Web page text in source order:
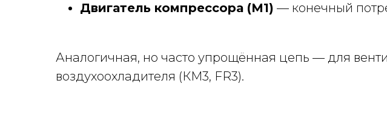
Двигатель компрессора (М1) — конечный
Аналогичная, но часто упрощённая цепь — для
воздухоохладителя (КМ3, FR3).